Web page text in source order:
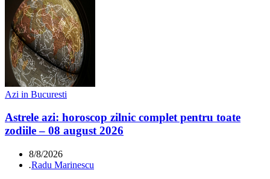
Azi in Bucuresti
Astrele azi: horoscop zilnic complet pentru toate
zodiile – 08 august 2026
8/8/2026
.Radu Marinescu